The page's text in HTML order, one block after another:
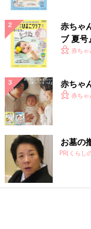
赤ちゃ
ブ 夏号
く！ お
赤ちゃ
赤ちゃ
赤ちゃ
お墓の
PR(くらし